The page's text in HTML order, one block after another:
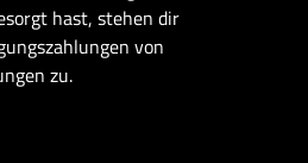
hast, stehen dir
von
zu.